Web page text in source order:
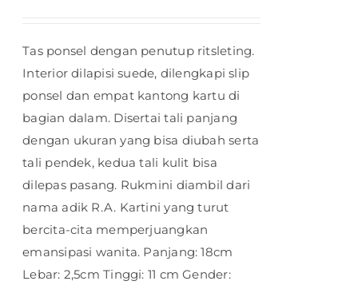
Tas ponsel dengan penutup ritsleting.
Interior dilapisi suede, dilengkapi slip
ponsel dan empat kantong kartu di
bagian dalam. Disertai tali panjang
dengan ukuran yang bisa diubah serta
tali pendek, kedua tali kulit bisa
dilepas pasang. Rukmini diambil dari
nama adik R.A. Kartini yang turut
bercita-cita memperjuangkan
emansipasi wanita. Panjang: 18cm
Lebar: 2,5cm Tinggi: 11 cm Gender: